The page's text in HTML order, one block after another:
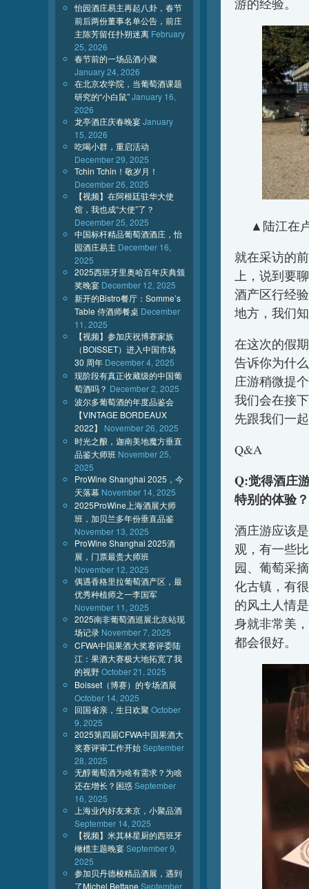
游的经验。
▲陆江在
就在采访的
上，说到要
酒产区行经
地方，我们
在这次的假
告诉你为什
庄游稍微提
我们会在接
先跟我们一
Q&A
Q:觉得酒庄
特别的体验？
酒庄游应该
观，有一些
园、葡萄采
化古镇，有
的风土人情
身就非常美
都会很好。
怡园酒庄易主再起八卦，春节
前后两份董事名单公告，前庄
主陈芳留任扑朔迷离 February
25, 2026
春节前的一场品酒小聚
January 24, 2026
在北京农学院，当葡萄酒课题
研究的“小白鼠”January 16,
2026
龙亭酒庄庆春晚宴January
15, 2026
吃喝小群，重启活动
December 29, 2025
Tchin Tchin！敬岁月！
December 26, 2025
【视频】在阿根廷驻华大使
馆，我也成“大使”了？
December 25, 2025
中国标杆精品葡萄酒酒庄，怡
园酒庄易主 December 16,
2025
2025西班牙里奥哈百年庆典颁
奖晚宴 December 12, 2025
新开的Bistro餐厅：Somme’s
Table 侍酒师餐桌 December
11, 2025
【视频】参加庆祝博赛家族
（BOISSET）进入中国市场
30 周年 December 4, 2025
现阶段有真正收藏级的中国葡
萄酒吗？ December 2, 2025
波尔多葡萄酒的年度品鉴会
【VINTAGE BORDEAUX
2022】
November 26, 2025
时光之酿，迦南美地魔方垂直
品鉴大师班 November 25,
2025
ProWine Shanghai 2025，今
天落幕 November 14, 2025
2025ProWine上海酒展大师
班，加贝兰多年份垂直品鉴
November 13, 2025
ProWine Shanghai 2025酒
展，门票最贵大师班
November 12, 2025
偶遇香格里拉葡萄酒产区，最
优秀种植师之一李国军
November 11, 2025
2025南非葡萄酒巡展北京站现
场记录 November 7, 2025
CFWA中国果酒大奖赛评委陆
江：果酒大赛极大地拓宽了我
的视野October 21, 2025
Boisset（博赛）的专场酒展
October 14, 2025
回国省亲，生日欢聚 October
9, 2025
2025第四届CFWA中国果酒大
奖赛评审工作开始September
28, 2025
无醇葡萄酒为啥有需求？为啥
还在增长？困惑September
16, 2025
上海业内好友来京，小聚品酒
September 14, 2025
【视频】米其林星厨的西班牙
橄榄主题晚宴September 9,
2025
参加贝丹德梭精品酒展，遇到
了Michel Bettane September